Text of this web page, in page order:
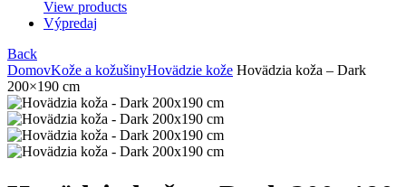
View products
Výpredaj
Back
DomovKože a kožušinyHovädzie kože Hovädzia koža – Dark
200×190 cm